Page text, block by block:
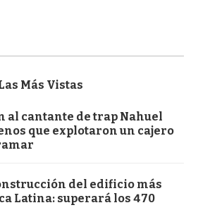
Más Vistas
al cantante de trap Nahuel
que explotaron un cajero
del edificio más
Latina: superará los 470